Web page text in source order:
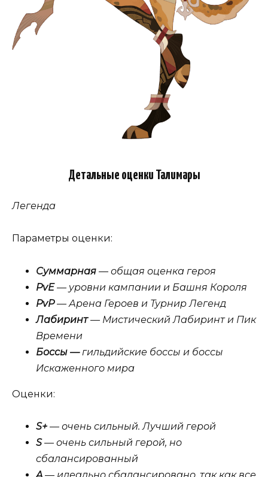
Детальные оценки Талимары
Легенда
Параметры оценки:
Суммарная — общая оценка героя
PvE— уровни кампании и Башня Короля
PvP— Арена Героев и Турнир Легенд
Лабиринт— Мистический Лабиринт и Пик
Времени
Боссы — гильдийские боссы и боссы
Искаженного мира
Оценки:
S+ — очень сильный. Лучший герой
S— очень сильный герой, но
сбалансированный